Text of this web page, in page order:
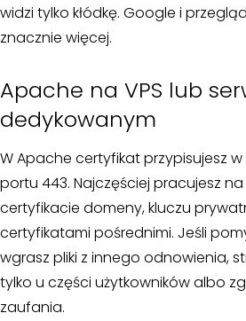
widzi tylko kłódkę. Google i
znacznie więcej.
Apache na VPS lub
dedykowanym
W Apache certyfikat przypisujesz
portu 443. Najczęściej pracujesz
certyfikacie domeny, kluczu
certyfikatami pośrednimi. Jeśli
wgrasz pliki z innego odnowienia,
tylko u części użytkowników albo
zaufania.